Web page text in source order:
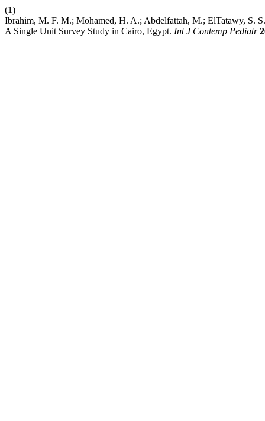
(1)
Ibrahim, M. F. M.; Mohamed, H. A.; Abdelfattah, M.; ElTatawy, S.
A Single Unit Survey Study in Cairo, Egypt. Int J Contemp Pediatr